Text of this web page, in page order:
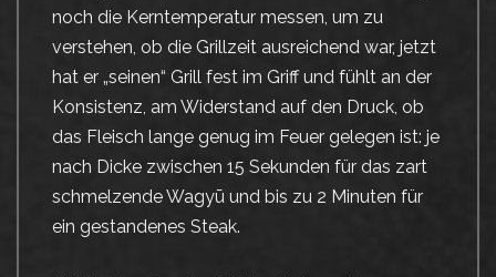
noch die Kerntemperatur messen, um zu
verstehen, ob die Grillzeit ausreichend war, jetzt
hat er „seinen“ Grill fest im Griff und fühlt an der
Konsistenz, am Widerstand auf den Druck, ob
das Fleisch lange genug im Feuer gelegen ist: je
nach Dicke zwischen 15 Sekunden für das zart
schmelzende Wagyū und bis zu 2 Minuten für
ein gestandenes Steak.